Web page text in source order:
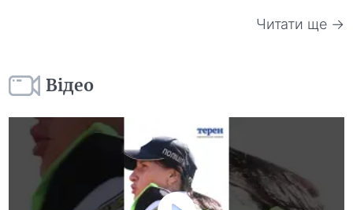
Читати ще →
Відео